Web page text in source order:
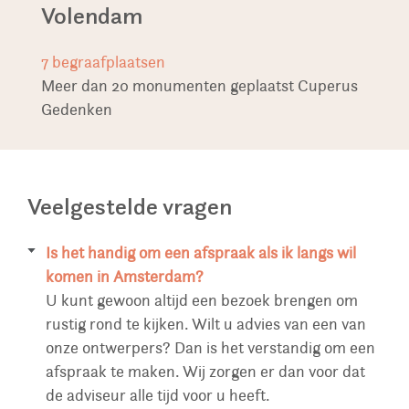
Volendam
7 begraafplaatsen
Meer dan 20 monumenten geplaatst Cuperus
Gedenken
Veelgestelde vragen
Is het handig om een afspraak als ik langs wil
komen in Amsterdam?
U kunt gewoon altijd een bezoek brengen om
rustig rond te kijken. Wilt u advies van een van
onze ontwerpers? Dan is het verstandig om een
afspraak te maken. Wij zorgen er dan voor dat
de adviseur alle tijd voor u heeft.